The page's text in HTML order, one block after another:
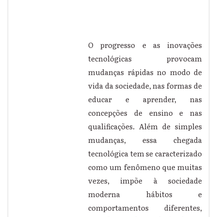
O progresso e as inovações
tecnológicas provocam
mudanças rápidas no modo de
vida da sociedade, nas formas de
educar e aprender, nas
concepções de ensino e nas
qualificações. Além de simples
mudanças, essa chegada
tecnológica tem se caracterizado
como um fenômeno que muitas
vezes, impõe à sociedade
moderna hábitos e
comportamentos diferentes,